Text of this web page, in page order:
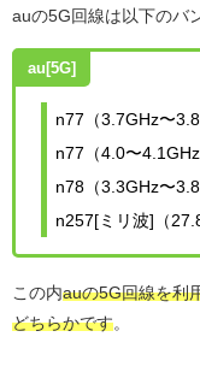
auの5G回線は以下のバ
au[5G]
n77（3.7GHz〜
n77（4.0〜4.1GHz
n78（3.3GHz〜
n257[ミリ波]（
この内auの5G回線を利
どちらかです